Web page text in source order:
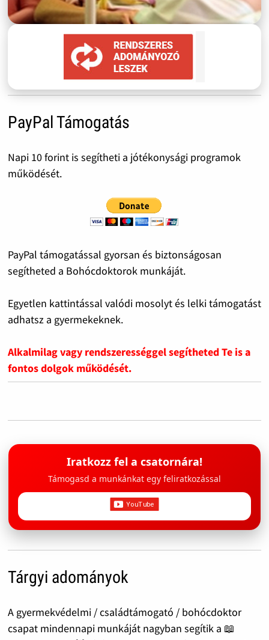
PayPal Támogatás
Napi 10 forint is segítheti a jótékonysági programok
működését.
PayPal támogatással gyorsan és biztonságosan
segítheted a Bohócdoktorok munkáját.
Egyetlen kattintással valódi mosolyt és lelki támogatást
adhatsz a gyermekeknek.
Alkalmilag vagy rendszerességgel segítheted Te is a
fontos dolgok működését.
Iratkozz fel a csatornára!
Támogasd a munkánkat egy feliratkozással
Tárgyi adományok
A gyermekvédelmi / családtámogató / bohócdoktor
csapat mindennapi munkáját nagyban segítik a 📖